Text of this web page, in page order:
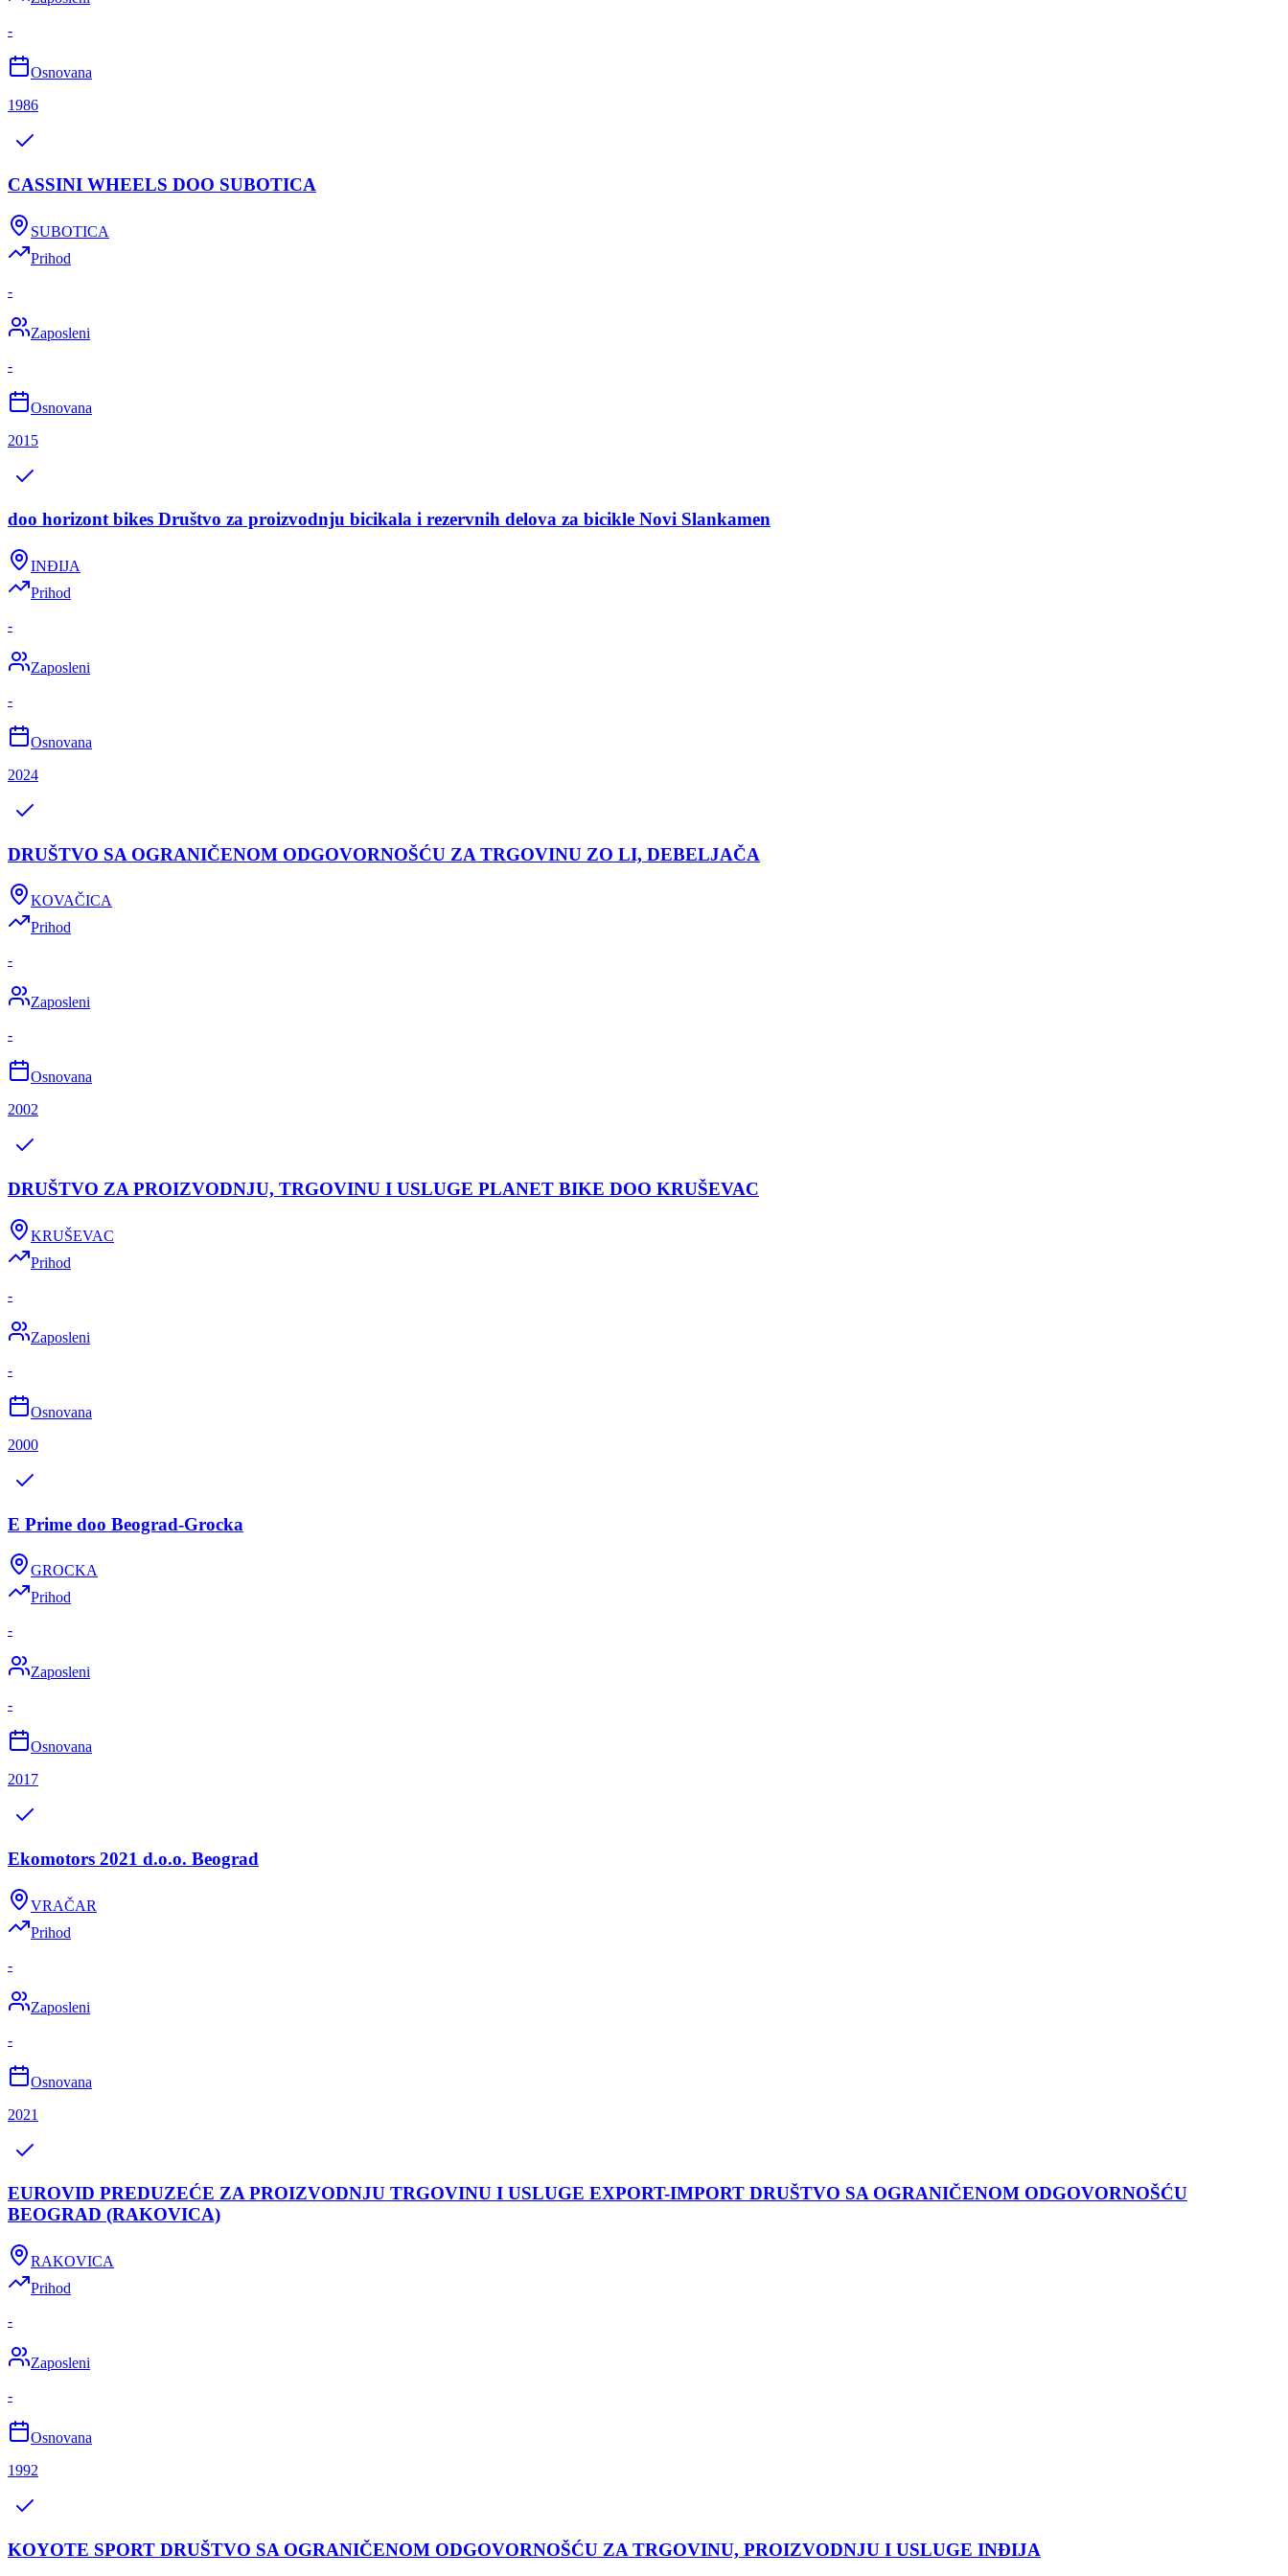
-
Osnovana
1986
CASSINI WHEELS DOO SUBOTICA
SUBOTICA
Prihod
-
Zaposleni
-
Osnovana
2015
doo horizont bikes Društvo za proizvodnju bicikala i rezervnih delova za bicikle Novi Slankamen
INĐIJA
Prihod
-
Zaposleni
-
Osnovana
2024
DRUŠTVO SA OGRANIČENOM ODGOVORNOŠĆU ZA TRGOVINU ZO LI, DEBELJAČA
KOVAČICA
Prihod
-
Zaposleni
-
Osnovana
2002
DRUŠTVO ZA PROIZVODNJU, TRGOVINU I USLUGE PLANET BIKE DOO KRUŠEVAC
KRUŠEVAC
Prihod
-
Zaposleni
-
Osnovana
2000
E Prime doo Beograd-Grocka
GROCKA
Prihod
-
Zaposleni
-
Osnovana
2017
Ekomotors 2021 d.o.o. Beograd
VRAČAR
Prihod
-
Zaposleni
-
Osnovana
2021
EUROVID PREDUZEĆE ZA PROIZVODNJU TRGOVINU I USLUGE EXPORT-IMPORT DRUŠTVO SA OGRANIČENOM ODGOVORNOŠĆU
BEOGRAD (RAKOVICA)
RAKOVICA
Prihod
-
Zaposleni
-
Osnovana
1992
KOYOTE SPORT DRUŠTVO SA OGRANIČENOM ODGOVORNOŠĆU ZA TRGOVINU, PROIZVODNJU I USLUGE INĐIJA